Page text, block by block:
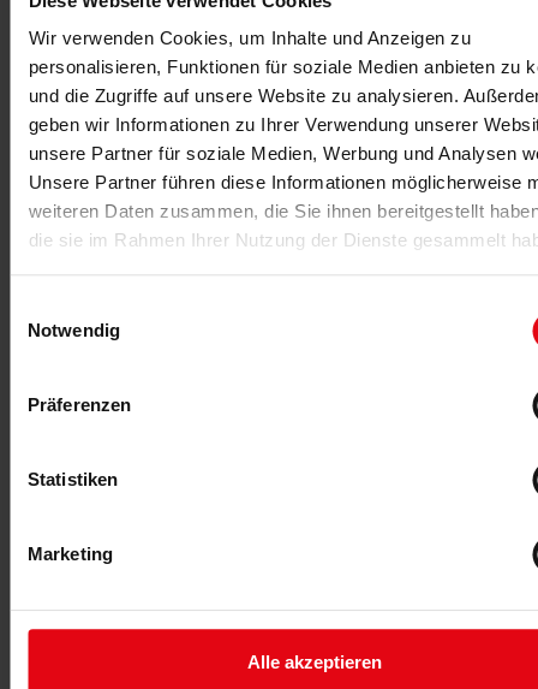
Wir verwenden Cookies, um Inhalte und Anzeigen zu
personalisieren, Funktionen für soziale Medien anbieten zu
und die Zugriffe auf unsere Website zu analysieren.
geben wir Informationen zu Ihrer Verwendung unserer
unsere Partner für soziale Medien, Werbung und Analysen
Unsere Partner führen diese Informationen möglicherweise
weiteren Daten zusammen, die Sie ihnen bereitgestellt
die sie im Rahmen Ihrer Nutzung der Dienste gesammelt
Notwendig
Präferenzen
Statistiken
Marketing
Alle akzeptieren
neuartige Funktionen eine effektivere Stimulation der
Nackenmuskeln und des Trapezmuskels ermöglicht.
MEHR >
E-Mobilität im Fokus
Unternehmenszentrale: Die Fitness-Franchise-Kette
aus Hannover EASYFITNESS setzt auf E-Mobilität.